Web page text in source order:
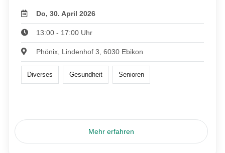
Do, 30. April 2026
13:00 - 17:00 Uhr
Phönix, Lindenhof 3, 6030 Ebikon
Diverses Gesundheit Senioren
Mehr erfahren